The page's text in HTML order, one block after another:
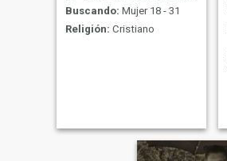
Buscando: Mujer 18 - 31
Religión: Cristiano